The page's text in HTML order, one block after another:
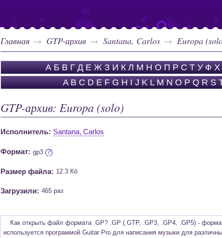
Главная GTP-архив Santana, Carlos Europa
А Б В Г Д Е Ж З И К Л М Н О П Р С Т У Ф Х
A B C D E F G H I J K L M N O P Q R S
GTP-архив: Europa (solo)
Исполнитель: Santana, Carlos
Формат: gp3 (?)
Размер файла: 12.3 Кб
Загрузили: 465 раз
Как открыть файл формата .GP? .GP (.GTP, .GP3, .GP4, .GP5) -
используется программой Guitar Pro для написания музыки для